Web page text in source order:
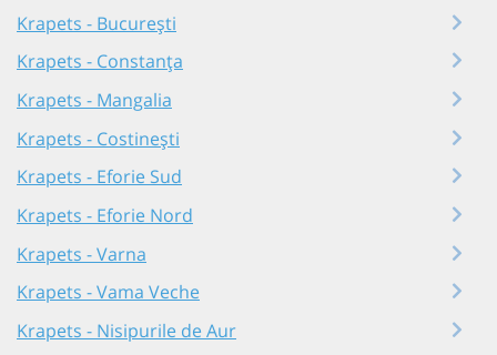
Krapets - București
Krapets - Constanța
Krapets - Mangalia
Krapets - Costinești
Krapets - Eforie Sud
Krapets - Eforie Nord
Krapets - Varna
Krapets - Vama Veche
Krapets - Nisipurile de Aur